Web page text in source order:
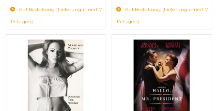
Auf Bestellung (Lieferung innert 7-
14 Tagen)
Auf Bestellung (Lieferung innert 7-
14 Tagen)